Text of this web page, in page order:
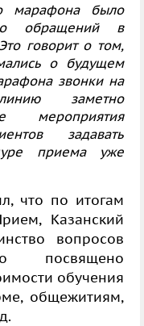
марафона было
обращений в
говорит о том,
о будущем
звонки на
заметно
мероприятия
задавать
приема уже
что по итогам
Казанский
вопросов
посвящено
обучения
общежитиям,